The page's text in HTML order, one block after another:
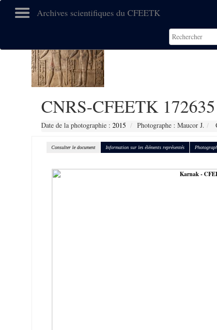
Archives scientifiques du CFEETK
CNRS-CFEETK 172635
Date de la photographie : 2015 Photographe : Maucor J.
Consulter le document Information sur les éléments représentés